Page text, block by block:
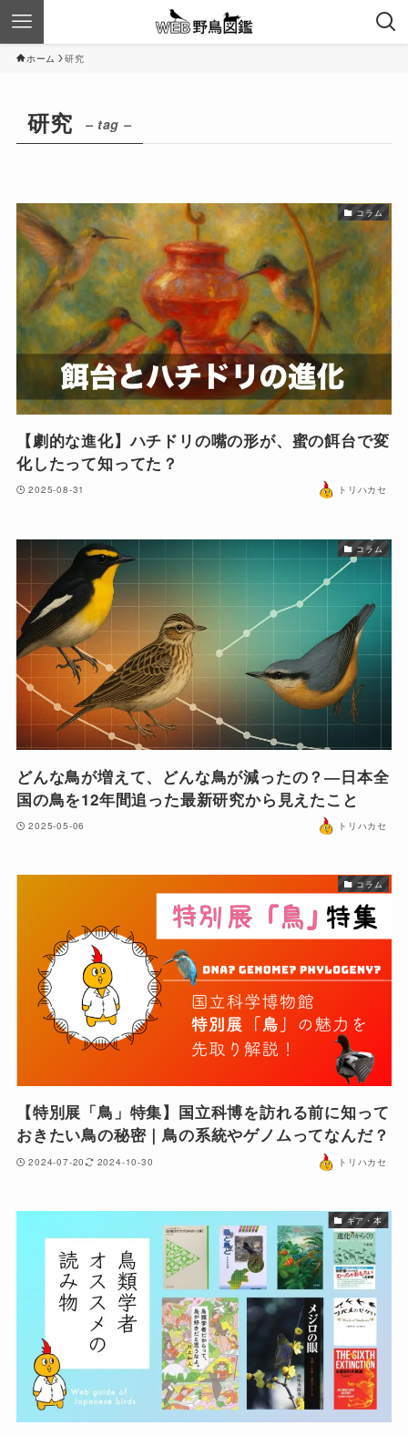
ホーム 研究
研究 – tag –
コラム
【劇的な進化】ハチドリの嘴の形が、蜜の餌台で変
化したって知ってた？
2025-08-31 トリハカセ
コラム
どんな鳥が増えて、どんな鳥が減ったの？―日本全
国の鳥を12年間追った最新研究から見えたこと
2025-05-06 トリハカセ
コラム
【特別展「鳥」特集】国立科博を訪れる前に知って
おきたい鳥の秘密｜鳥の系統やゲノムってなんだ？
2024-07-20 2024-10-30 トリハカセ
ギア・本